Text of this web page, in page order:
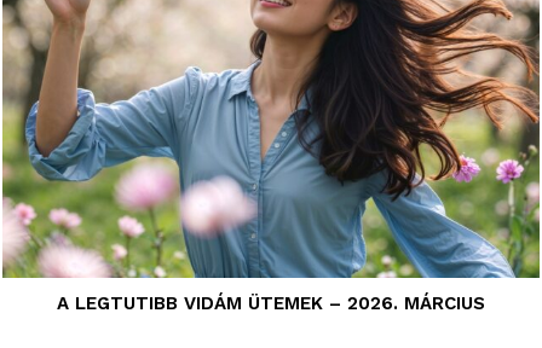
A LEGTUTIBB VIDÁM ÜTEMEK – 2026. MÁRCIUS